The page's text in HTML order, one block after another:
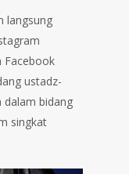
langsung
Facebook
ustadz-
dalam bidang
singkat